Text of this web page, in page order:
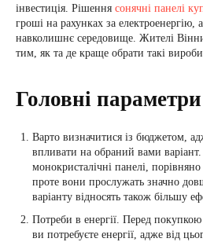
інвестиція. Рішення сонячні панелі
гроші на рахунках за
навколишнє середовище. Жителі
тим, як та де краще обрати такі
Головні
Варто визначитися із бюджетом,
впливати на обраний вами
монокристалічні панелі,
проте вони прослужать значно
варіанту відносять також більшу
Потреби в енергії. Перед покупкою
ви потребуєте енергії, адже від